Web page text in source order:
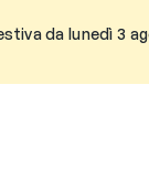
da lunedì 3